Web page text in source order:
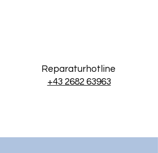
Reparaturhotline
+43 2682 63963